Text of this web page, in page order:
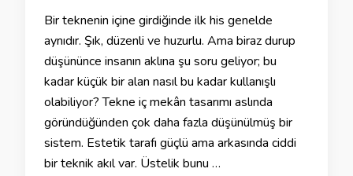
Bir teknenin içine girdiğinde ilk his genelde
aynıdır. Şık, düzenli ve huzurlu. Ama biraz durup
düşününce insanın aklına şu soru geliyor; bu
kadar küçük bir alan nasıl bu kadar kullanışlı
olabiliyor? Tekne iç mekân tasarımı aslında
göründüğünden çok daha fazla düşünülmüş bir
sistem. Estetik tarafı güçlü ama arkasında ciddi
bir teknik akıl var. Üstelik bunu …